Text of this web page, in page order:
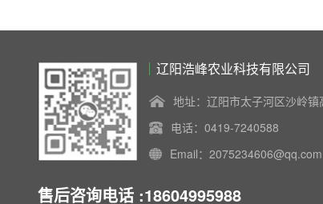
辽阳浩峰农业科技有限公司
地址：辽阳市太子河区沙岭镇
电话：0419-7240588
Email：2075234606@qq.com
售后咨询电话 :18604995988